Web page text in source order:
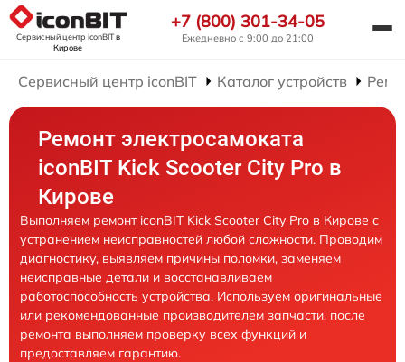
Сервисный центр iconBITв
Кирове
+7 (800) 301-34-05
Ежедневно с 9:00 до 21:00
Сервисный центр iconBIT Каталог устройств
Ремонт электросамоката
iconBIT Kick Scooter City Pro в
Кирове
Выполняем ремонт iconBIT Kick Scooter City Pro в Кирове с
устранением неисправностей любой сложности. Проводим
диагностику, выявляем причины поломки, заменяем
неисправные детали и восстанавливаем
работоспособность устройства. Используем оригинальные
или рекомендованные производителем запчасти, после
ремонта выполняем проверку всех функций и
предоставляем гарантию.